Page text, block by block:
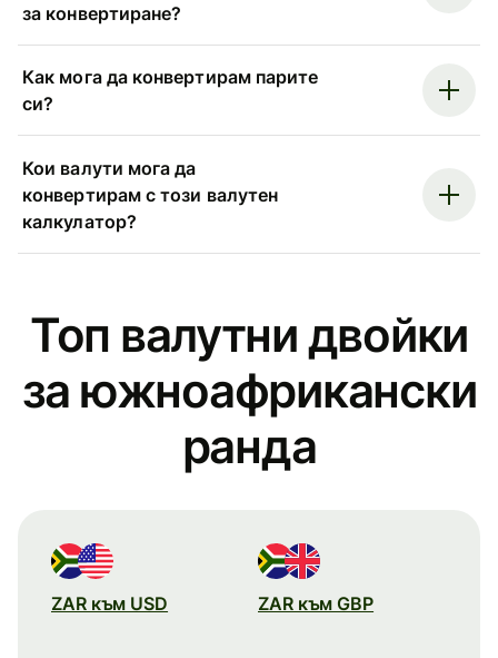
за конвертиране?
Как мога да конвертирам парите
си?
Кои валути мога да
конвертирам с този валутен
калкулатор?
Топ валутни двойки
за южноафрикански
рандa
ZAR към USD ZAR към GBP